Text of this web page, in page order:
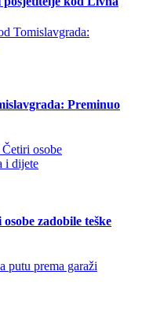
Preminuo
zadobile teške